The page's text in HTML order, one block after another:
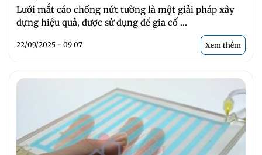
Lưới mắt cáo chống nứt tường là một giải pháp xây
dựng hiệu quả, được sử dụng để gia cố ...
22/09/2025 - 09:07 Xem thêm